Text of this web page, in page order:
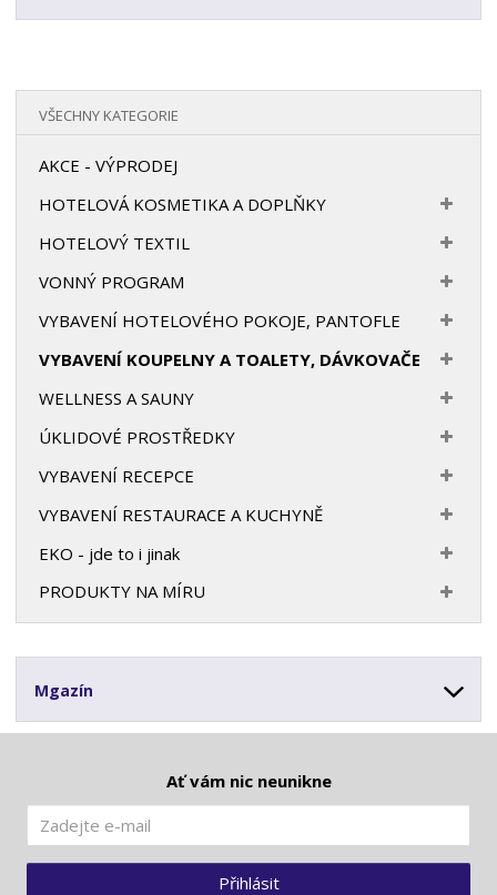
VŠECHNY KATEGORIE
AKCE - VÝPRODEJ
HOTELOVÁ KOSMETIKA A DOPLŇKY
HOTELOVÝ TEXTIL
VONNÝ PROGRAM
VYBAVENÍ HOTELOVÉHO POKOJE, PANTOFLE
VYBAVENÍ KOUPELNY A TOALETY, DÁVKOVAČE
WELLNESS A SAUNY
ÚKLIDOVÉ PROSTŘEDKY
VYBAVENÍ RECEPCE
VYBAVENÍ RESTAURACE A KUCHYNĚ
EKO - jde to i jinak
PRODUKTY NA MÍRU
Mgazín
Ať vám nic neunikne
Přihlásit